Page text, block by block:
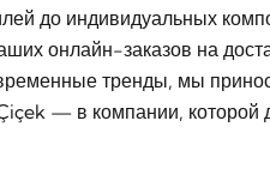
до индивидуальных
онлайн-заказов на
тренды, мы
— в компании, которой